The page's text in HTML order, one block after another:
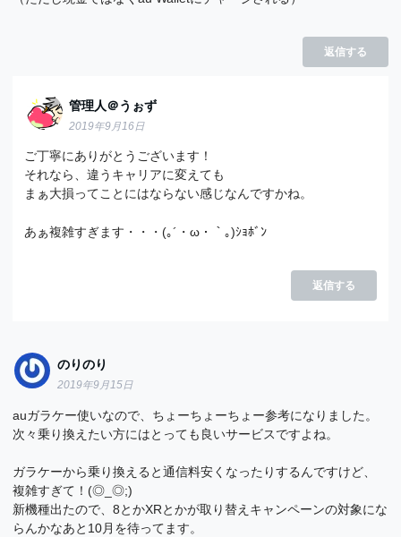
返信する
管理人＠うぉず
2019年9月16日
ご丁寧にありがとうございます！
それなら、違うキャリアに変えても
まぁ大損ってことにはならない感じなんですかね。
あぁ複雑すぎます・・・(｡´・ω・｀｡)ｼｮﾎﾞﾝ
返信する
のりのり
2019年9月15日
auガラケー使いなので、ちょーちょーちょー参考になりました。
次々乗り換えたい方にはとっても良いサービスですよね。
ガラケーから乗り換えると通信料安くなったりするんですけど、
複雑すぎて！(◎_◎;)
新機種出たので、8とかXRとかが取り替えキャンペーンの対象にな
らんかなあと10月を待ってます。